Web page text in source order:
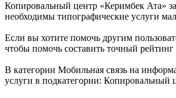
Копировальный центр «Керимбек Ата»
необходимы типографические услуги
Если вы хотите помочь другим
чтобы помочь составить точный
В категории Мобильная связь на
услуги в подкатегории: